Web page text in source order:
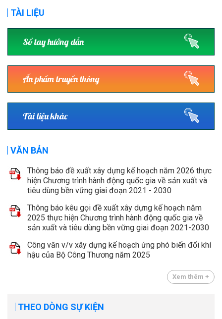
TÀI LIỆU
Sổ tay hướng dẫn
Ấn phẩm truyền thông
Tài liệu khác
VĂN BẢN
Thông báo đề xuất xây dựng kế hoạch năm 2026 thực
hiện Chương trình hành động quốc gia về sản xuất và
tiêu dùng bền vững giai đoạn 2021 - 2030
Thông báo kêu gọi đề xuất xây dựng kế hoạch năm
2025 thực hiện Chương trình hành động quốc gia về
sản xuất và tiêu dùng bền vững giai đoạn 2021-2030
Công văn v/v xây dựng kế hoạch ứng phó biến đổi khí
hậu của Bộ Công Thương năm 2025
Xem thêm +
THEO DÒNG SỰ KIỆN